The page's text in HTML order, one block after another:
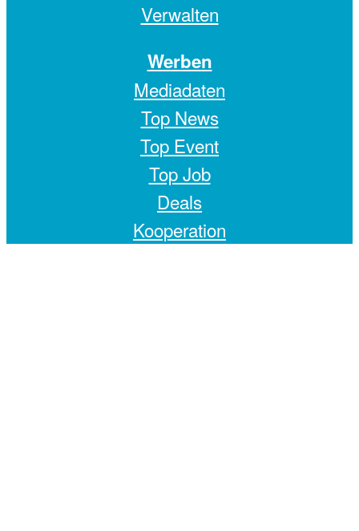
Verwalten
Werben
Mediadaten
Top News
Top Event
Top Job
Deals
Kooperation